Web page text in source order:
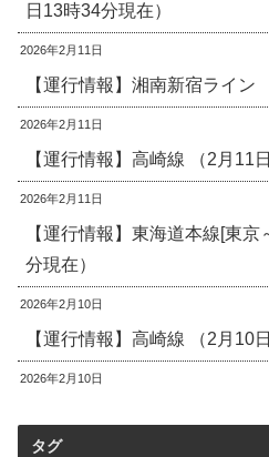
日13時34分現在）
2026年2月11日
【運行情報】湘南新宿ライン
2026年2月11日
【運行情報】高崎線 （2月11
2026年2月11日
【運行情報】東海道本線[東
分現在）
2026年2月10日
【運行情報】高崎線 （2月10
2026年2月10日
タグ